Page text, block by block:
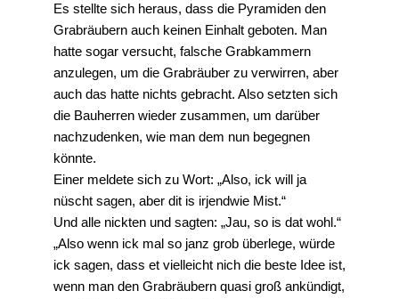
Es stellte sich heraus, dass die Pyramiden den
Grabräubern auch keinen Einhalt geboten. Man
hatte sogar versucht, falsche Grabkammern
anzulegen, um die Grabräuber zu verwirren, aber
auch das hatte nichts gebracht. Also setzten sich
die Bauherren wieder zusammen, um darüber
nachzudenken, wie man dem nun begegnen
könnte.
Einer meldete sich zu Wort: „Also, ick will ja
nüscht sagen, aber dit is irjendwie Mist.“
Und alle nickten und sagten: „Jau, so is dat wohl.“
„Also wenn ick mal so janz grob überlege, würde
ick sagen, dass et vielleicht nich die beste Idee ist,
wenn man den Grabräubern quasi groß ankündigt,